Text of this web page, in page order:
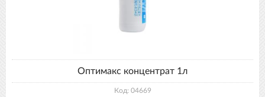
Оптимакс концентрат 1л
Код: 04669